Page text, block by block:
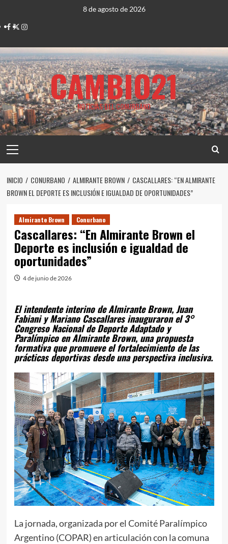
contenido
8 de agosto de 2026
Facebook
TwitterInstagram
CAMBIO21
NOTICIAS DEL CONURBANO
principal
INICIO CONURBANO ALMIRANTE BROWN
CASCALLARES: “EN ALMIRANTE
BROWN EL DEPORTE ES INCLUSIÓN E IGUALDAD DE OPORTUNIDADES”
Almirante Brown Conurbano
Cascallares: “En Almirante Brown el
Deporte es inclusión e igualdad de
oportunidades”
4 de junio de 2026
El intendente interino de Almirante Brown, Juan
Fabiani y Mariano Cascallares inauguraron el 3°
Congreso Nacional de Deporte Adaptado y
Paralímpico en Almirante Brown, una propuesta
formativa que promueve el fortalecimiento de las
prácticas deportivas desde una perspectiva inclusiva.
La jornada, organizada por el Comité Paralímpico
Argentino (COPAR) en articulación con la comuna